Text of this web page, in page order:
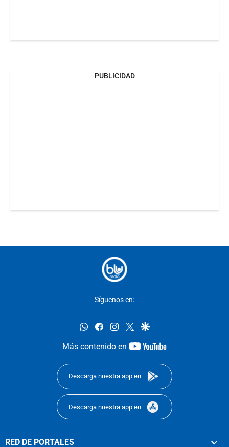
PUBLICIDAD
Síguenos en:
whatsappfacebookinstagram
twittergoogle
Más contenido en
youtube-
Descarga nuestra app en
Descarga nuestra app en
RED DE PORTALES